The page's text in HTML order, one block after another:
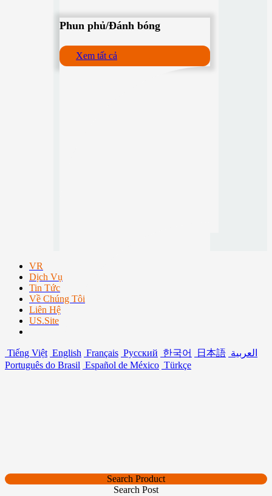
Phun phủ/Đánh bóng
Xem tất cả
VR
Dịch Vụ
Tin Tức
Về Chúng Tôi
Liên Hệ
US.Site
Tiếng Việt English Français Русский 한국어 日本語 العربية
Português do Brasil Español de México Türkçe
Search Product
Search Post